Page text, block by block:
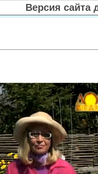
Версия сайта